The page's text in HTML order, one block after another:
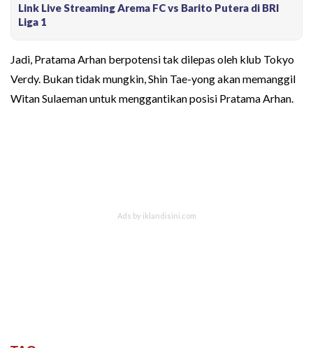
Link Live Streaming Arema FC vs Barito Putera di BRI
Liga 1
Jadi, Pratama Arhan berpotensi tak dilepas oleh klub Tokyo
Verdy. Bukan tidak mungkin, Shin Tae-yong akan memanggil
Witan Sulaeman untuk menggantikan posisi Pratama Arhan.